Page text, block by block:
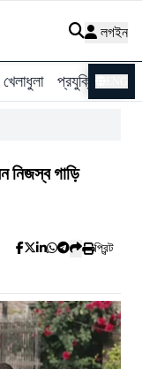
লগইন
খেলাধুলা প্রযুক্তি
নিজস্ব গাড়ি
প্রিন্ট